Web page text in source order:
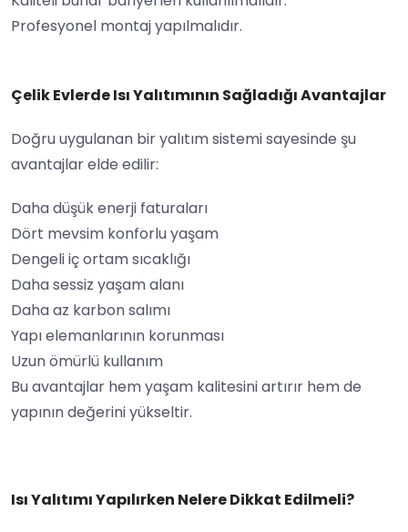
Profesyonel montaj yapılmalıdır.
Çelik Evlerde Isı Yalıtımının Sağladığı Avantajlar
Doğru uygulanan bir yalıtım sistemi sayesinde şu
avantajlar elde edilir:
Daha düşük enerji faturaları
Dört mevsim konforlu yaşam
Dengeli iç ortam sıcaklığı
Daha sessiz yaşam alanı
Daha az karbon salımı
Yapı elemanlarının korunması
Uzun ömürlü kullanım
Bu avantajlar hem yaşam kalitesini artırır hem de
yapının değerini yükseltir.
Isı Yalıtımı Yapılırken Nelere Dikkat Edilmeli?